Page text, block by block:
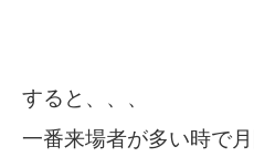
すると、、、
一番来場者が多い時で